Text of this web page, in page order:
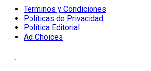
Términos y Condiciones
Políticas de Privacidad
Política Editorial
Ad Choices